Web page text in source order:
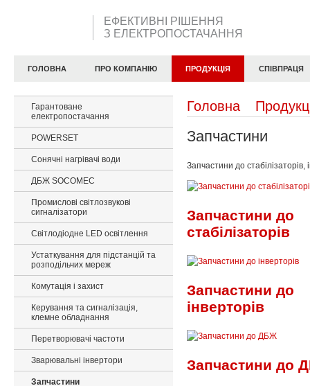
ЕФЕКТИВНІ РІШЕННЯ
З ЕЛЕКТРОПОСТАЧАННЯ
ГОЛОВНА ПРО КОМПАНІЮ ПРОДУКЦІЯ СПІВПРАЦЯ
Головна
Запчастини
Запчастини до стабілізаторів,
Запчастини до
стабілізаторів
Запчастини до
інверторів
Запчастини до
Гарантоване
електропостачання
POWERSET
Сонячні нагрівачі води
ДБЖ SOCOMEC
Промислові світлозвукові
сигналізатори
Світлодіодне LED освітлення
Устаткування для підстанцій та
розподільчих мереж
Комутація і захист
Керування та сигналізація,
клемне обладнання
Перетворювачі частоти
Зварювальні інвертори
Запчастини